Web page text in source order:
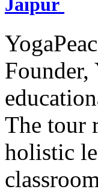
Jaipur
Founder,
The tour
holistic